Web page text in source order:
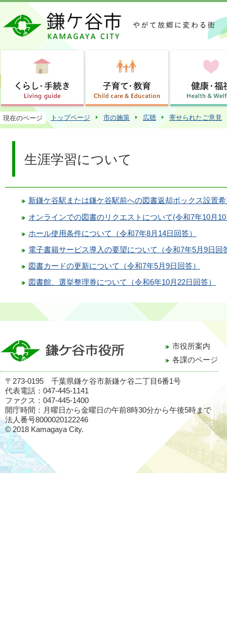
この
現在のページ トップページ 市の施策 広聴 寄せられたご意見
生涯学習について
新鎌ケ谷駅または鎌ケ谷駅前への図書返却ボックス設置
オンラインでの図書のリクエストについて(令和7年10月
ホール使用条件について（令和7年8月14日回答）
電子書籍サービス導入の要望について（令和7年5月9日回
図書カードの更新について（令和7年5月9日回答）
図書館、選挙整理券について（令和6年10月22日回答）
市役所案内
各課のページ
〒273-0195 千葉県鎌ケ谷市新鎌ケ谷二丁目6番1号
代表電話：047-445-1141
ファクス：047-445-1400
開庁時間：月曜日から金曜日の午前8時30分から午後5時まで
法人番号8000020122246
© 2018 Kamagaya City.